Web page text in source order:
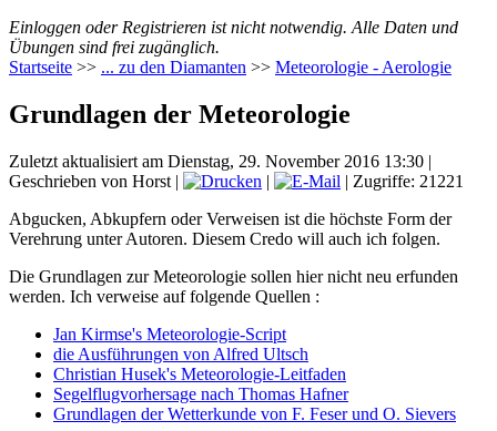
Einloggen oder Registrieren ist nicht notwendig. Alle Daten und
Übungen sind frei zugänglich.
Startseite >> ... zu den Diamanten >> Meteorologie - Aerologie
Grundlagen der Meteorologie
Zuletzt aktualisiert am Dienstag, 29. November 2016 13:30 |
Geschrieben von Horst | |
| Zugriffe: 21221
Abgucken, Abkupfern oder Verweisen ist die höchste Form der
Verehrung unter Autoren. Diesem Credo will auch ich folgen.
Die Grundlagen zur Meteorologie sollen hier nicht neu erfunden
werden. Ich verweise auf folgende Quellen :
Jan Kirmse's Meteorologie-Script
die Ausführungen von Alfred Ultsch
Christian Husek's Meteorologie-Leitfaden
Segelflugvorhersage nach Thomas Hafner
Grundlagen der Wetterkunde von F. Feser und O. Sievers